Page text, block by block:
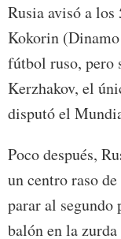
Rusia avisó a los
Kokorin
fútbol ruso, pero
Kerzhakov, el
disputó el
Poco después,
un centro raso
parar al segundo
balón en la